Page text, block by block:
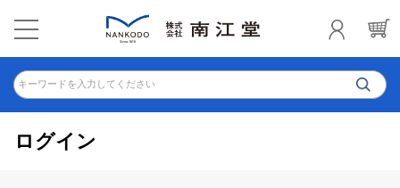
キーワードを入力してください
ログイン